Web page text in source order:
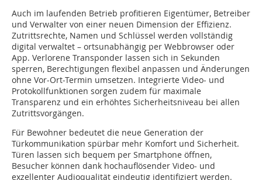
Auch im laufenden Betrieb profitieren Eigentümer, Betreiber
und Verwalter von einer neuen Dimension der Effizienz.
Zutrittsrechte, Namen und Schlüssel werden vollständig
digital verwaltet – ortsunabhängig per Webbrowser oder
App. Verlorene Transponder lassen sich in Sekunden
sperren, Berechtigungen flexibel anpassen und Änderungen
ohne Vor-Ort-Termin umsetzen. Integrierte Video- und
Protokollfunktionen sorgen zudem für maximale
Transparenz und ein erhöhtes Sicherheitsniveau bei allen
Zutrittsvorgängen.
Für Bewohner bedeutet die neue Generation der
Türkommunikation spürbar mehr Komfort und Sicherheit.
Türen lassen sich bequem per Smartphone öffnen,
Besucher können dank hochauflösender Video- und
exzellenter Audioqualität eindeutig identifiziert werden.